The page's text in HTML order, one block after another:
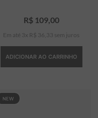
R$ 109, 00
Em até 3 x R$ 36 33 sem juros
ADICIONAR AO CARRINHO
NEW